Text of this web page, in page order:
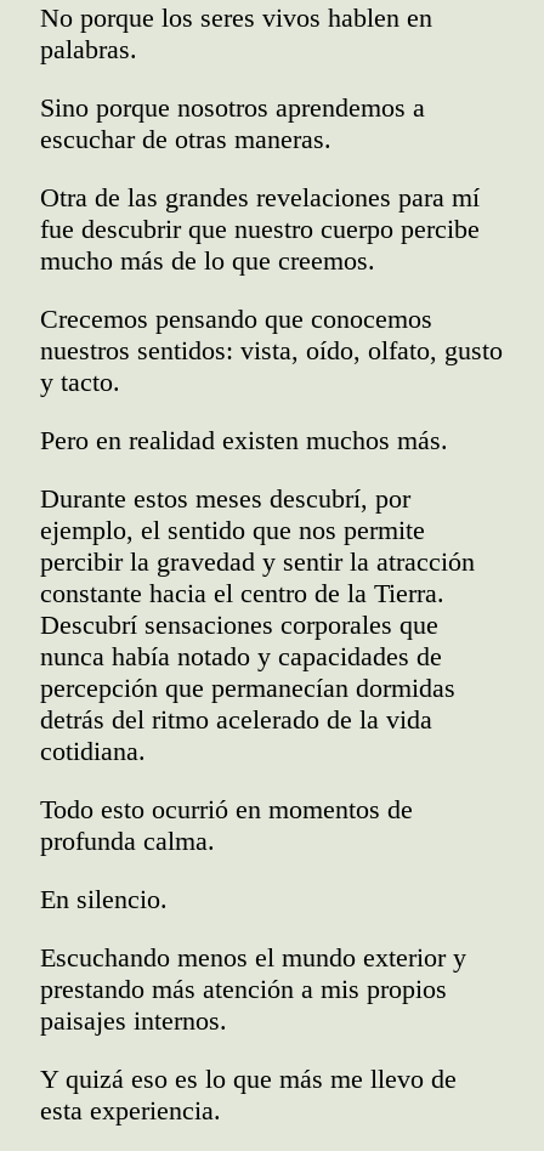
No porque los seres vivos hablen en
palabras.
Sino porque nosotros aprendemos a
escuchar de otras maneras.
Otra de las grandes revelaciones para mí
fue descubrir que nuestro cuerpo percibe
mucho más de lo que creemos.
Crecemos pensando que conocemos
nuestros sentidos: vista, oído, olfato, gusto
y tacto.
Pero en realidad existen muchos más.
Durante estos meses descubrí, por
ejemplo, el sentido que nos permite
percibir la gravedad y sentir la atracción
constante hacia el centro de la Tierra.
Descubrí sensaciones corporales que
nunca había notado y capacidades de
percepción que permanecían dormidas
detrás del ritmo acelerado de la vida
cotidiana.
Todo esto ocurrió en momentos de
profunda calma.
En silencio.
Escuchando menos el mundo exterior y
prestando más atención a mis propios
paisajes internos.
Y quizá eso es lo que más me llevo de
esta experiencia.